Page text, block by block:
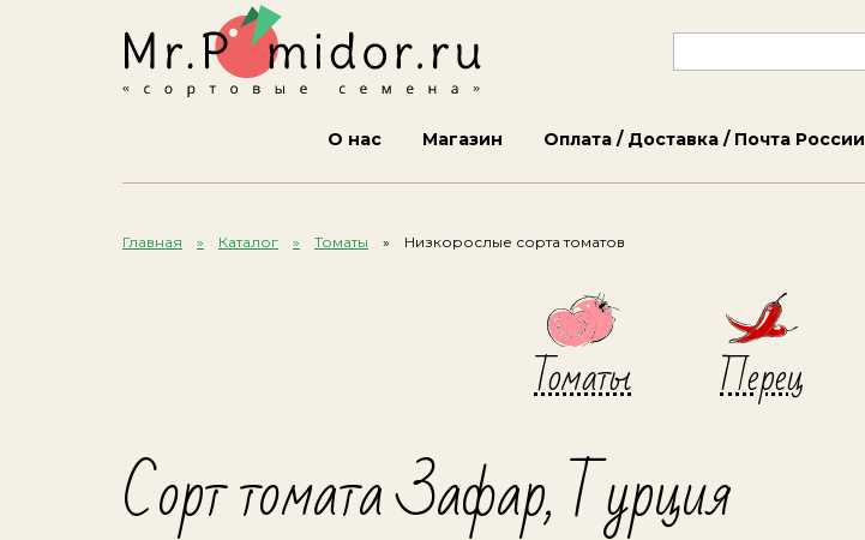
О нас Магазин Оплата / Доставка / Почта России
Главная Каталог Томаты Низкорослые сорта томатов
Томаты Перец
Сорт томата Зафар, Турция